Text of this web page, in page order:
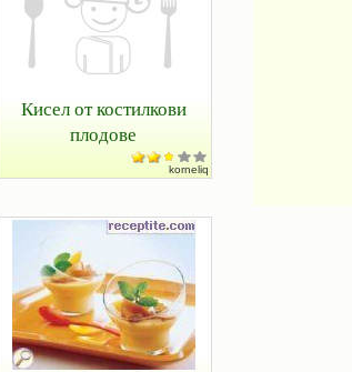
Кисел от костилкови
плодове
korneliq